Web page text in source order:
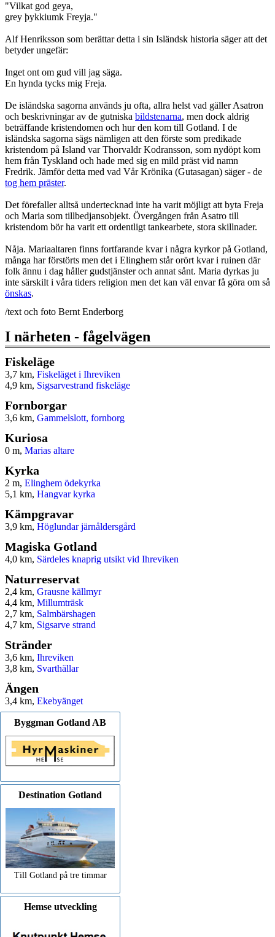
"Vilkat god geya,
grey þykkiumk Freyja."
Alf Henriksson som berättar detta i sin Isländsk historia säger att det
betyder ungefär:
Inget ont om gud vill jag säga.
En hynda tycks mig Freja.
De isländska sagorna används ju ofta, allra helst vad gäller Asatron
och beskrivningar av de gutniska bildstenarna, men dock aldrig
beträffande kristendomen och hur den kom till Gotland. I de
isländska sagorna sägs nämligen att den förste som predikade
kristendom på Island var Thorvaldr Kodransson, som nydöpt kom
hem från Tyskland och hade med sig en mild präst vid namn
Fredrik. Jämför detta med vad Vår Krönika (Gutasagan) säger - de
tog hem präster.
Det förefaller alltså undertecknad inte ha varit möjligt att byta Freja
och Maria som tillbedjansobjekt. Övergången från Asatro till
kristendom bör ha varit ett ordentligt tankearbete, stora skillnader.
Nåja. Mariaaltaren finns fortfarande kvar i några kyrkor på Gotland,
många har förstörts men det i Elinghem står orört kvar i ruinen där
folk ännu i dag håller gudstjänster och annat sånt. Maria dyrkas ju
inte särskilt i våra tiders religion men det kan väl envar få göra om så
önskas.
/text och foto Bernt Enderborg
I närheten - fågelvägen
Fiskeläge
3,7 km, Fiskeläget i Ihreviken
4,9 km, Sigsarvestrand fiskeläge
Fornborgar
3,6 km, Gammelslott, fornborg
Kuriosa
0 m, Marias altare
Kyrka
2 m, Elinghem ödekyrka
5,1 km, Hangvar kyrka
Kämpgravar
3,9 km, Höglundar järnåldersgård
Magiska Gotland
4,0 km, Särdeles knaprig utsikt vid Ihreviken
Naturreservat
2,4 km, Grausne källmyr
4,4 km, Millumträsk
2,7 km, Salmbärshagen
4,7 km, Sigsarve strand
Stränder
3,6 km, Ihreviken
3,8 km, Svarthällar
Ängen
3,4 km, Ekebyänget
Byggman Gotland AB
Destination Gotland
Till Gotland på tre timmar
Hemse utveckling